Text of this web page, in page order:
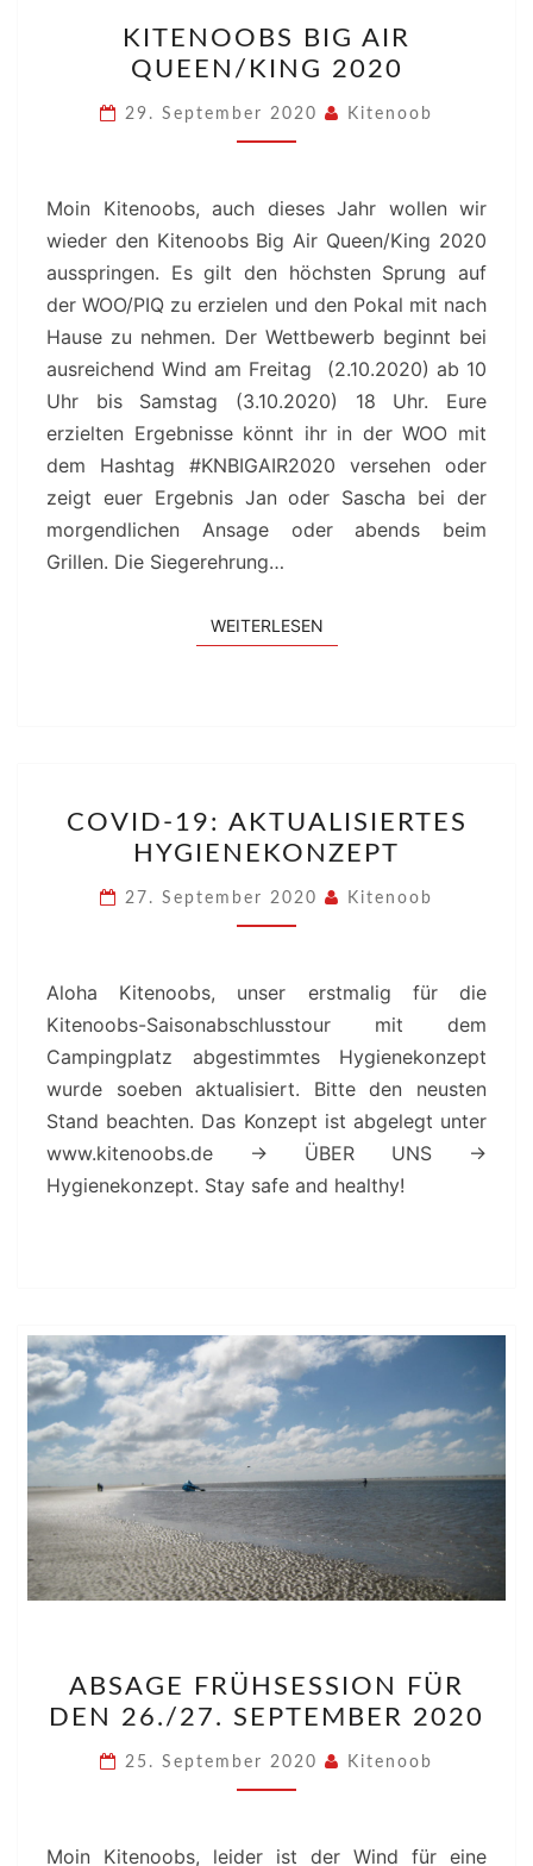
BIG
AIR
QUEEN/KING
2020
KITENOOBS BIG AIR
QUEEN/KING 2020
29. September 2020 Kitenoob
Moin Kitenoobs, auch dieses Jahr wollen wir
wieder den Kitenoobs Big Air Queen/King 2020
ausspringen. Es gilt den höchsten Sprung auf
der WOO/PIQ zu erzielen und den Pokal mit nach
Hause zu nehmen. Der Wettbewerb beginnt bei
ausreichend Wind am Freitag (2.10.2020) ab 10
Uhr bis Samstag (3.10.2020) 18 Uhr. Eure
erzielten Ergebnisse könnt ihr in der WOO mit
dem Hashtag #KNBIGAIR2020 versehen oder
zeigt euer Ergebnis Jan oder Sascha bei der
morgendlichen Ansage oder abends beim
Grillen. Die Siegerehrung…
WEITERLESENWEITERLESEN
19:
AKTUALISIERTES
HYGIENEKONZEPT
COVID-19: AKTUALISIERTES
HYGIENEKONZEPT
27. September 2020 Kitenoob
Aloha Kitenoobs, unser erstmalig für die
Kitenoobs-Saisonabschlusstour mit dem
Campingplatz abgestimmtes Hygienekonzept
wurde soeben aktualisiert. Bitte den neusten
Stand beachten. Das Konzept ist abgelegt unter
www.kitenoobs.de -> ÜBER UNS ->
Hygienekonzept. Stay safe and healthy!
FRÜHSESSION
FÜR
DEN
26./27.
2020
ABSAGE FRÜHSESSION FÜR
DEN 26./27. SEPTEMBER 2020
25. September 2020 Kitenoob
Moin Kitenoobs, leider ist der Wind für eine